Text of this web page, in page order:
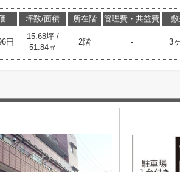
円
坪数/面積
15.68坪 /
51.84㎡
所在階
2階
管理費・共益費
- 3